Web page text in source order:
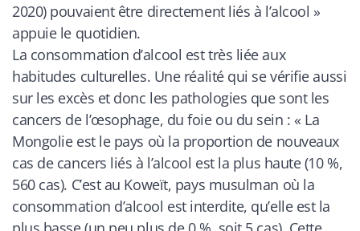
2020) pouvaient être directement liés à l’alcool »
appuie le quotidien.
La consommation d’alcool est très liée aux
habitudes culturelles. Une réalité qui se vérifie aussi
sur les excès et donc les pathologies que sont les
cancers de l’œsophage, du foie ou du sein : « La
Mongolie est le pays où la proportion de nouveaux
cas de cancers liés à l’alcool est la plus haute (10 %,
560 cas). C’est au Koweït, pays musulman où la
consommation d’alcool est interdite, qu’elle est la